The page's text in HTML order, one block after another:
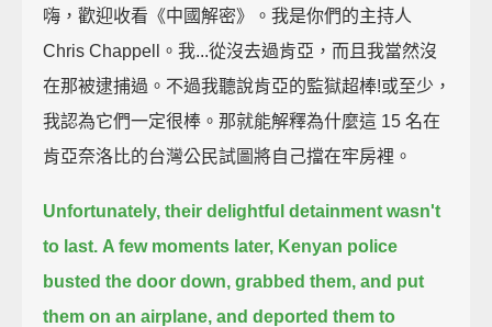
嗨，歡迎收看《中國解密》。我是你們的主持人
Chris Chappell。我...從沒去過肯亞，而且我當然沒
在那被逮捕過。不過我聽說肯亞的監獄超棒!或至少，
我認為它們一定很棒。那就能解釋為什麼這 15 名在
肯亞奈洛比的台灣公民試圖將自己擋在牢房裡。
Unfortunately, their delightful detainment wasn't
to last. A few moments later, Kenyan police
busted the door down, grabbed them, and put
them on an airplane, and deported them to